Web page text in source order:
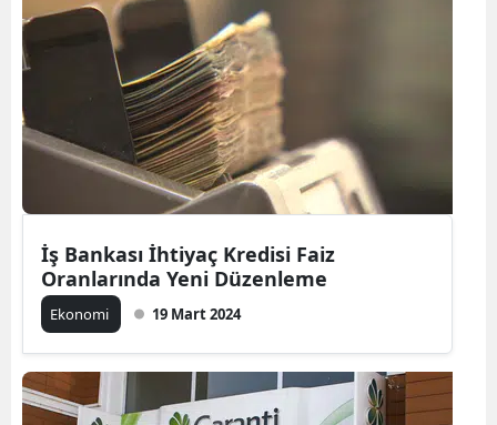
Kocaeli
Konya
Kütahya
Malatya
Kahramanmaraş
Mardin
İş Bankası İhtiyaç Kredisi Faiz
Oranlarında Yeni Düzenleme
Ekonomi 19 Mart 2024